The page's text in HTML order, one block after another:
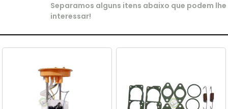
Separamos alguns itens abaixo que podem lhe
interessar!